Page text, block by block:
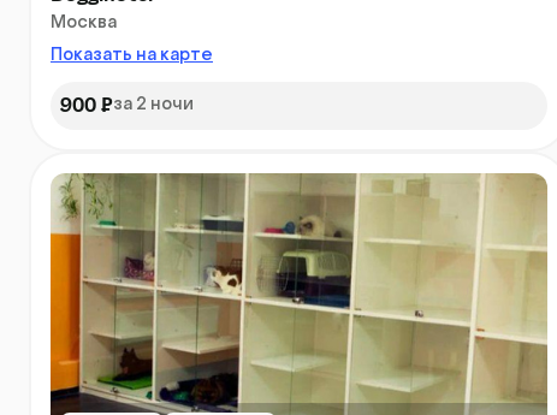
Москва
Показать на карте
900 ₽за 2 ночи